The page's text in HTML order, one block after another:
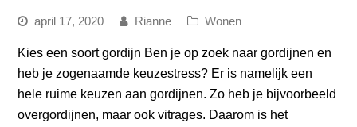
april 17, 2020 Rianne Wonen
Kies een soort gordijn Ben je op zoek naar gordijnen en
heb je zogenaamde keuzestress? Er is namelijk een
hele ruime keuzen aan gordijnen. Zo heb je bijvoorbeeld
overgordijnen, maar ook vitrages. Daarom is het